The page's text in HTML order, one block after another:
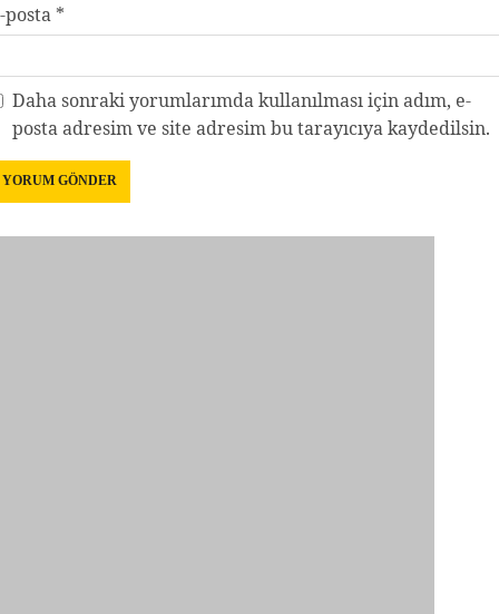
posta *
Daha sonraki yorumlarımda kullanılması için adım, e-
posta adresim ve site adresim bu tarayıcıya kaydedilsin.